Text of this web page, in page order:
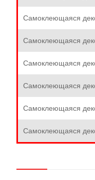
Самоклеющаяся
Самоклеющаяся
Самоклеющаяся
Самоклеющаяся
Самоклеющаяся
Самоклеющаяся